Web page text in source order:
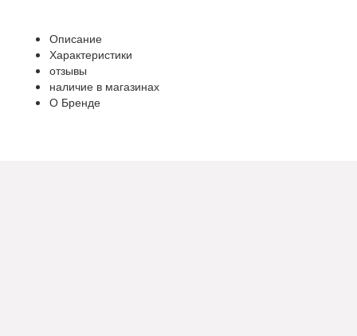
Описание
Характеристики
отзывы
наличие в магазинах
О Бренде